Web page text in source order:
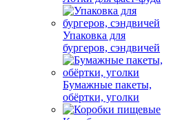
Упаковка для
бургеров, сэндвичей
Бумажные пакеты,
обёртки, уголки